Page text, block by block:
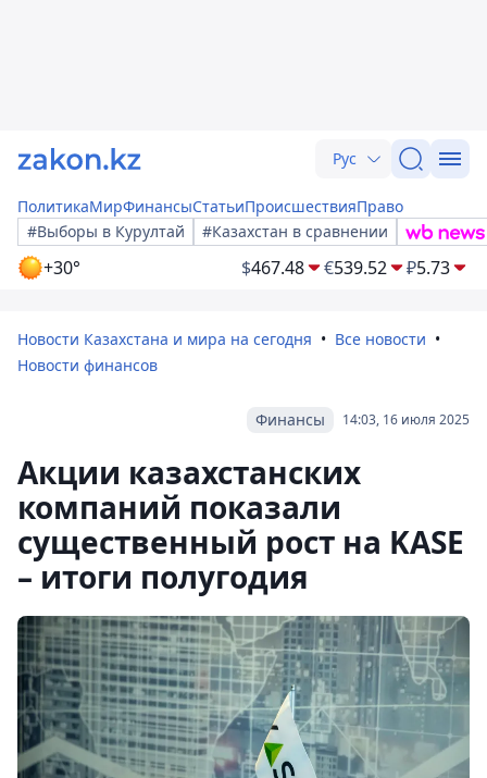
Рус
ПолитикаМирФинансыСтатьиПроисшествияПраво
#Выборы в Курултай
#Казахстан в сравнении
+30° $467.48 €539.52 ₽5.73
Новости Казахстана и мира на сегодня
Все новости
Новости финансов
14:03, 16 июля 2025
Финансы
Акции казахстанских
компаний показали
существенный рост на KASE
– итоги полугодия